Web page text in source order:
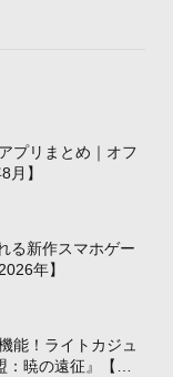
プリまとめ｜オフ
月】
る新作スマホゲー
年】
能！ライトカジュ
暁の遠征』【最